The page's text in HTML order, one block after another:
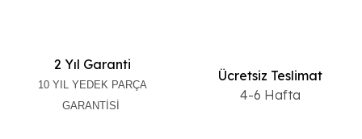
2 Yıl Garanti
10 YIL YEDEK PARÇA
GARANTİSİ
Ücretsiz Teslimat
4-6 Hafta